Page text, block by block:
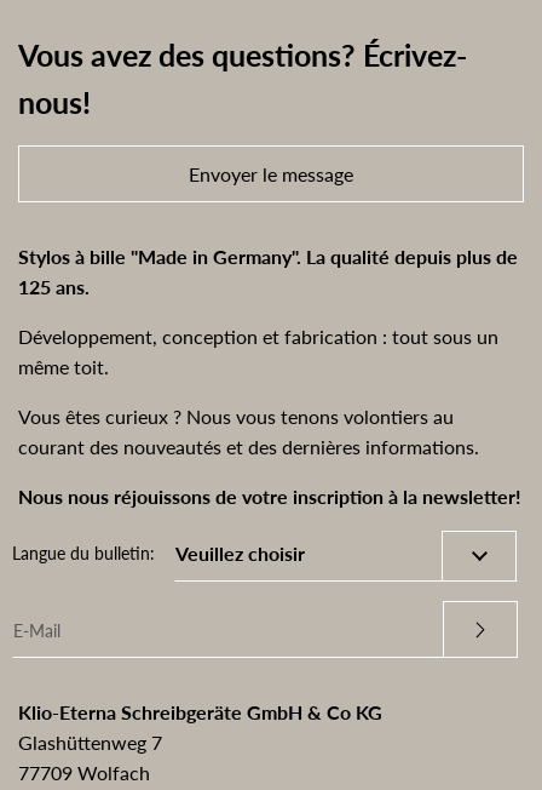
Vous avez des questions? Écrivez-
nous!
Envoyer le message
Stylos à bille "Made in Germany". La qualité depuis plus de
125 ans.
Développement, conception et fabrication : tout sous un
même toit.
Vous êtes curieux ? Nous vous tenons volontiers au
courant des nouveautés et des dernières informations.
Nous nous réjouissons de votre inscription à la newsletter!
Langue du bulletin:
Klio-Eterna Schreibgeräte GmbH & Co KG
Glashüttenweg 7
77709 Wolfach